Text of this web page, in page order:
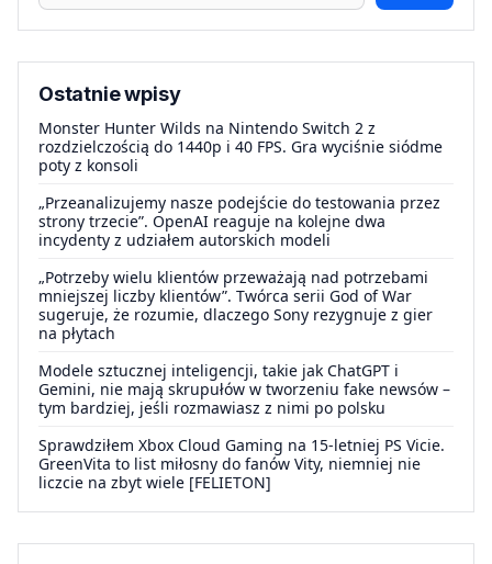
Ostatnie wpisy
Monster Hunter Wilds na Nintendo Switch 2 z
rozdzielczością do 1440p i 40 FPS. Gra wyciśnie siódme
poty z konsoli
„Przeanalizujemy nasze podejście do testowania przez
strony trzecie”. OpenAI reaguje na kolejne dwa
incydenty z udziałem autorskich modeli
„Potrzeby wielu klientów przeważają nad potrzebami
mniejszej liczby klientów”. Twórca serii God of War
sugeruje, że rozumie, dlaczego Sony rezygnuje z gier
na płytach
Modele sztucznej inteligencji, takie jak ChatGPT i
Gemini, nie mają skrupułów w tworzeniu fake newsów –
tym bardziej, jeśli rozmawiasz z nimi po polsku
Sprawdziłem Xbox Cloud Gaming na 15-letniej PS Vicie.
GreenVita to list miłosny do fanów Vity, niemniej nie
liczcie na zbyt wiele [FELIETON]